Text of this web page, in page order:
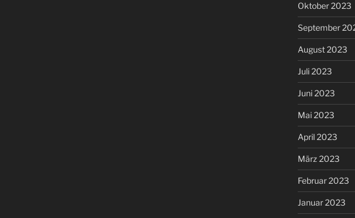
Oktober 2023
September
August 2023
Juli 2023
Juni 2023
Mai 2023
April 2023
März 2023
Februar 2023
Januar 2023